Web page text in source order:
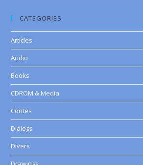
CATEGORIES
Articles
Audio
Books
CDROM & Media
Contes
Dialogs
Divers